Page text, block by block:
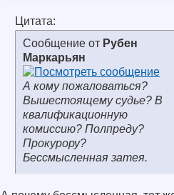
Цитата:
Сообщение от Рубен
Маркарьян
А кому пожаловаться?
Вышестоящему судье? В
квалификационную
комиссию? Полпреду?
Прокурору?
Бессмысленная затея.